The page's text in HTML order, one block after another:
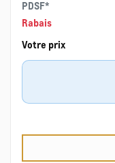
PDSF*
Rabais
Votre prix